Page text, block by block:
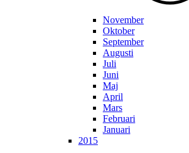
November
Oktober
September
Augusti
Juli
Juni
Maj
April
Mars
Februari
Januari
2015